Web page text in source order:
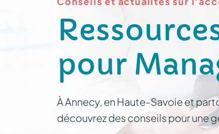
pour
À Annecy, en Haute-Savoie et
découvrez des conseils pour une